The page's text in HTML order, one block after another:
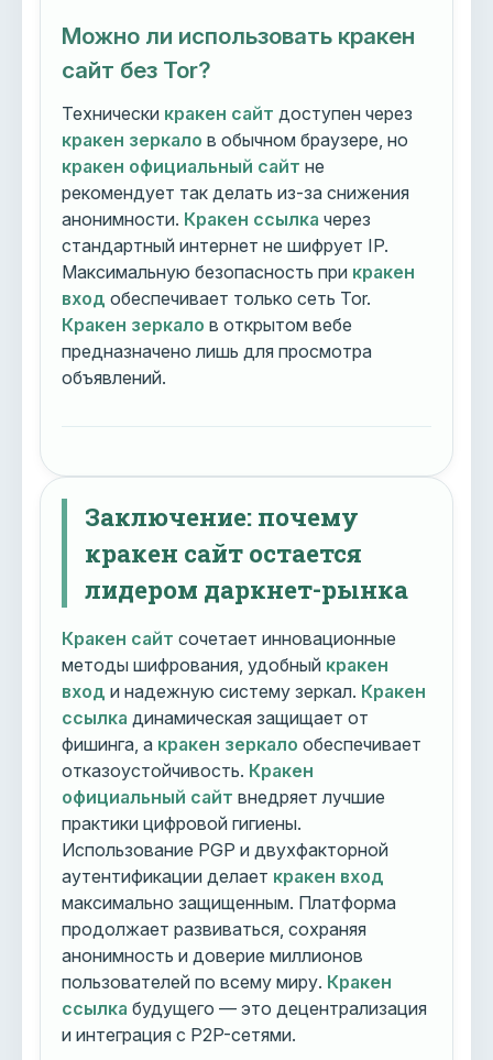
Можно ли использовать кракен
сайт без Tor?
Технически кракен сайт доступен через
кракен зеркало в обычном браузере, но
кракен официальный сайт не
рекомендует так делать из-за снижения
анонимности. Кракен ссылка через
стандартный интернет не шифрует IP.
Максимальную безопасность при кракен
вход обеспечивает только сеть Tor.
Кракен зеркало в открытом вебе
предназначено лишь для просмотра
объявлений.
Заключение: почему
кракен сайт остается
лидером даркнет-рынка
Кракен сайт сочетает инновационные
методы шифрования, удобный кракен
вход и надежную систему зеркал. Кракен
ссылка динамическая защищает от
фишинга, а кракен зеркало обеспечивает
отказоустойчивость. Кракен
официальный сайт внедряет лучшие
практики цифровой гигиены.
Использование PGP и двухфакторной
аутентификации делает кракен вход
максимально защищенным. Платформа
продолжает развиваться, сохраняя
анонимность и доверие миллионов
пользователей по всему миру. Кракен
ссылка будущего — это децентрализация
и интеграция с P2P-сетями.